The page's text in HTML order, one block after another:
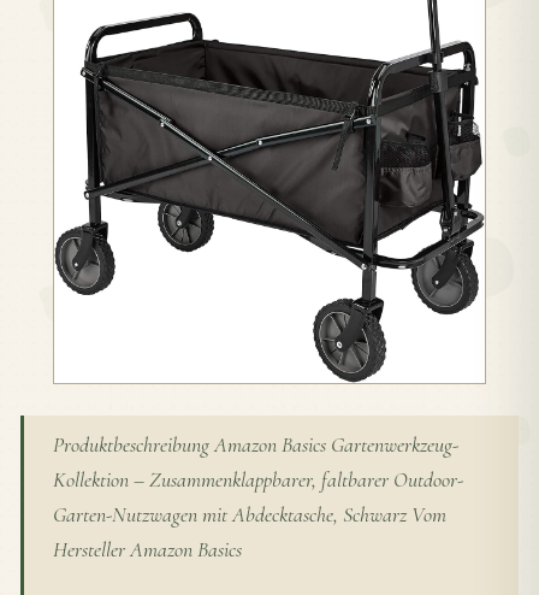
Produktbeschreibung Amazon Basics Gartenwerkzeug-
Kollektion – Zusammenklappbarer, faltbarer Outdoor-
Garten-Nutzwagen mit Abdecktasche, Schwarz Vom
Hersteller Amazon Basics